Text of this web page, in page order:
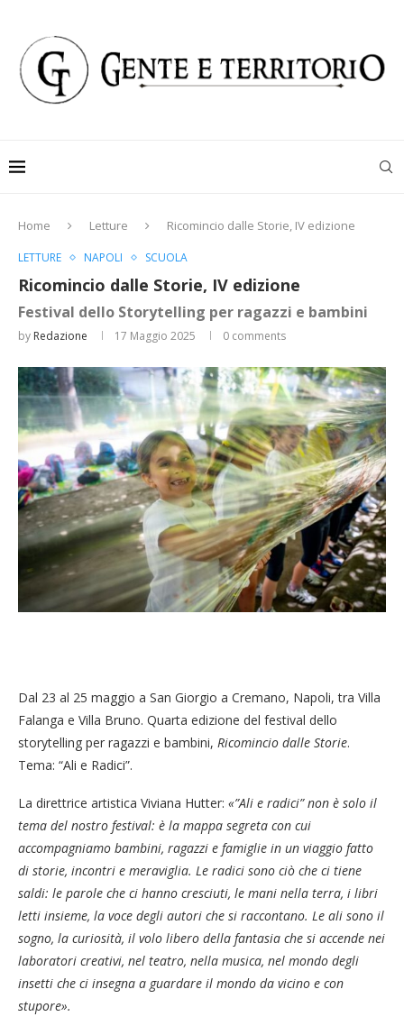
Home Letture Ricomincio dalle Storie, IV edizione
LETTURE NAPOLI SCUOLA
Ricomincio dalle Storie, IV edizione
Festival dello Storytelling per ragazzi e bambini
by Redazione 17 Maggio 2025 0 comments
Dal 23 al 25 maggio a San Giorgio a Cremano, Napoli, tra Villa
Falanga e Villa Bruno. Quarta edizione del festival dello
storytelling per ragazzi e bambini, Ricomincio dalle Storie.
Tema: “Ali e Radici”.
La direttrice artistica Viviana Hutter: «”Ali e radici” non è solo il
tema del nostro festival: è la mappa segreta con cui
accompagniamo bambini, ragazzi e famiglie in un viaggio fatto
di storie, incontri e meraviglia. Le radici sono ciò che ci tiene
saldi: le parole che ci hanno cresciuti, le mani nella terra, i libri
letti insieme, la voce degli autori che si raccontano. Le ali sono il
sogno, la curiosità, il volo libero della fantasia che si accende nei
laboratori creativi, nel teatro, nella musica, nel mondo degli
insetti che ci insegna a guardare il mondo da vicino e con
stupore».